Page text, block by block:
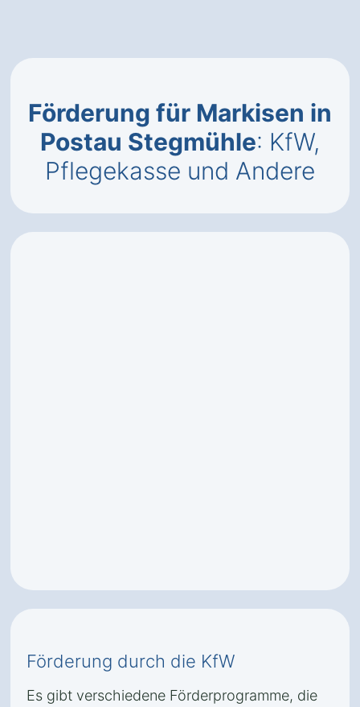
Förderung für Markisen in
Postau Stegmühle: KfW,
Pflegekasse und Andere
Förderung durch die KfW
Es gibt verschiedene Förderprogramme, die